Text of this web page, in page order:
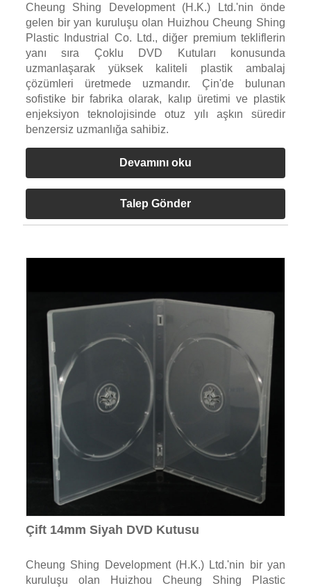
Cheung Shing Development (H.K.) Ltd.'nin önde
gelen bir yan kuruluşu olan Huizhou Cheung Shing
Plastic Industrial Co. Ltd., diğer premium tekliflerin
yanı sıra Çoklu DVD Kutuları konusunda
uzmanlaşarak yüksek kaliteli plastik ambalaj
çözümleri üretmede uzmandır. Çin'de bulunan
sofistike bir fabrika olarak, kalıp üretimi ve plastik
enjeksiyon teknolojisinde otuz yılı aşkın süredir
benzersiz uzmanlığa sahibiz.
Devamını oku
Talep Gönder
Çift 14mm Siyah DVD Kutusu
Cheung Shing Development (H.K.) Ltd.'nin bir yan
kuruluşu olan Huizhou Cheung Shing Plastic